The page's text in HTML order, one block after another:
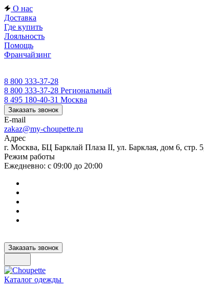
О нас
Доставка
Где купить
Лояльность
Помощь
Франчайзинг
8 800 333-37-28
8 800 333-37-28 Региональный
8 495 180-40-31 Москва
Заказать звонок
E-mail
zakaz@my-choupette.ru
Адрес
г. Москва, БЦ Барклай Плаза II, ул. Барклая, дом 6, стр.
Режим работы
Ежедневно: с 09:00 до 20:00
Заказать звонок
Каталог одежды